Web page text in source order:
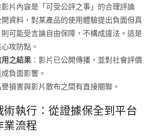
片內容是「可受公評之事」的合理評論
開資料，對某產品的使用體驗提出負面但真
可能受言論自由保障，不構成違法。這是
攻防點。
之結果 ：影片已公開傳播，並對社會評價
負面影響。
譽損害與影片散布之間有直接關聯。
術執行：從證據保全到平台
業流程